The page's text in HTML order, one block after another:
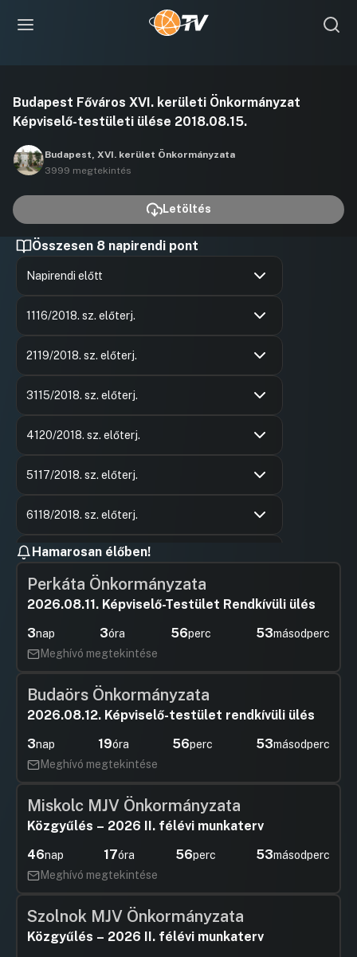
lejátszása
Budapest Főváros XVI. kerületi Önkormányzat
Képviselő-testületi ülése 2018.08.15.
Budapest, XVI. kerület Önkormányzata
3999 megtekintés
Letöltés
Összesen 8 napirendi pont
Napirendi előtt
1116/2018. sz. előterj.
2119/2018. sz. előterj.
3115/2018. sz. előterj.
4120/2018. sz. előterj.
5117/2018. sz. előterj.
6118/2018. sz. előterj.
Hozzászólások
7 Hamarosan élőben!
Perkáta Önkormányzata
2026.08.11. Képviselő-Testület Rendkívüli ülés
3nap 3óra 56perc 53másodperc
Meghívó megtekintése
Budaörs Önkormányzata
2026.08.12. Képviselő-testület rendkívüli ülés
3nap 19óra 56perc 53másodperc
Meghívó megtekintése
Miskolc MJV Önkormányzata
Közgyűlés – 2026 II. félévi munkaterv
46nap 17óra 56perc 53másodperc
Meghívó megtekintése
Szolnok MJV Önkormányzata
Közgyűlés – 2026 II. félévi munkaterv